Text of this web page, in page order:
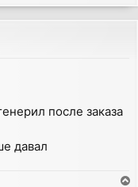
o
p
после заказа
давал